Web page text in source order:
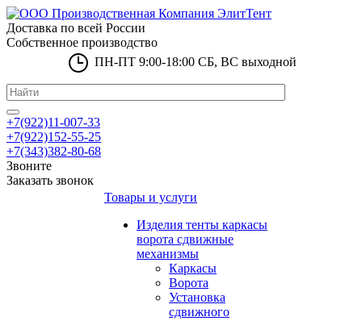
Доставка по всей России
Собственное производство
ПН-ПТ 9:00-18:00 СБ, ВС выходной
+7(922)11-007-33
+7(922)152-55-25
+7(343)382-80-68
Звоните
Заказать звонок
Товары и услуги
Изделия тенты каркасы
ворота сдвижные
механизмы
Каркасы
Ворота
Установка
сдвижного